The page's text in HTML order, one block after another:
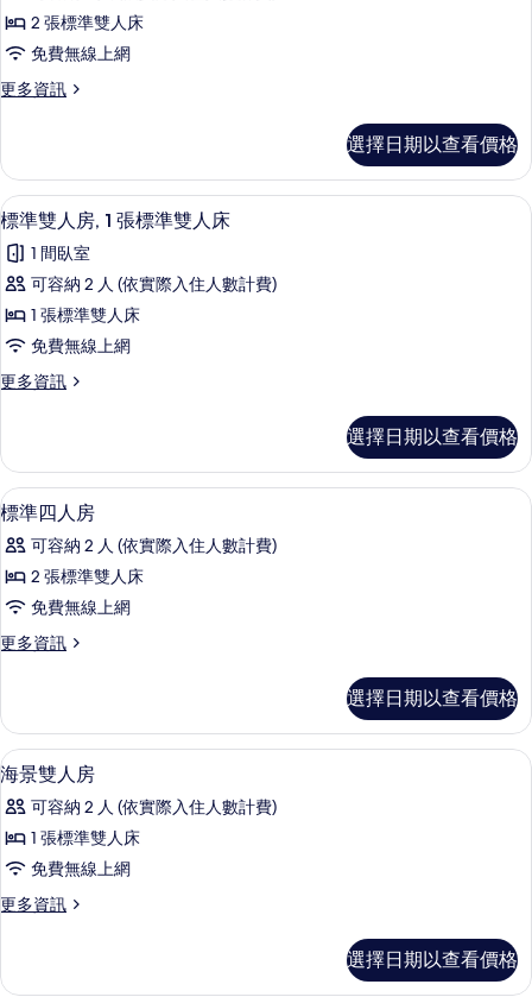
海
灘
景
所
有
相
片
雙
人
海
的
詳
情
準
四
房,
張
標
準
雙
人
床
的
所
片
2 張標準雙人床
免費無線上網
更多資訊
更
四
人
房,
張
標
雙
人
的
選擇日期以查看價格
顯
示
標
準
雙
房,
張
標
準
雙
人
床
的
相
片
標準雙人房, 1 張標準雙人床 | 書桌、
5
標準雙人房, 1 張標準雙人床
1 間臥室
可容納 2 人 (依實際入住人數計費)
1 張標準雙人床
免費無線上網
更多資訊
更
雙
人
房,
張
標
雙
人
床
情
選擇日期以查看價格
顯
示
標
準
人
的
所
有
相
片
7
標準四人房
可容納 2 人 (依實際入住人數計費)
2 張標準雙人床
免費無線上網
更多資訊
更
四
人
房
詳
情
選擇日期以查看價格
顯
示
海
景
人
的
17
海景雙人房
可容納 2 人 (依實際入住人數計費)
1 張標準雙人床
免費無線上網
更多資訊
更
雙
選擇日期以查看價格